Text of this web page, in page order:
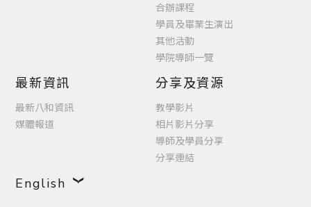
合辦課程
學員及畢業生演出
其他活動
學院導師一覽
最新資訊
最新八和資訊
媒體報道
分享及資源
教學影片
相片影片分享
導師及學員分享
分享連結
English